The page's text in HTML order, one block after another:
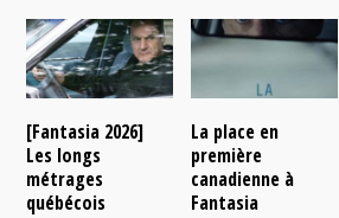
[Fantasia 2026]
Les longs
métrages
québécois
La place en
première
canadienne à
Fantasia